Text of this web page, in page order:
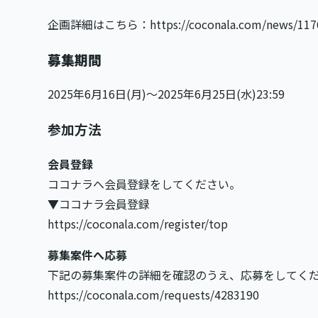
企画詳細はこちら： https://coconala.com/news/
募集期間
2025年6月16日(月)〜2025年6月25日(水)23:59
参加方法
会員登録
ココナラへ会員登録をしてください。
▼ココナラ会員登録
https://coconala.com/register/top
募集案件へ応募
下記の募集案件の詳細を確認のうえ、応募をしてくだ
https://coconala.com/requests/4283190